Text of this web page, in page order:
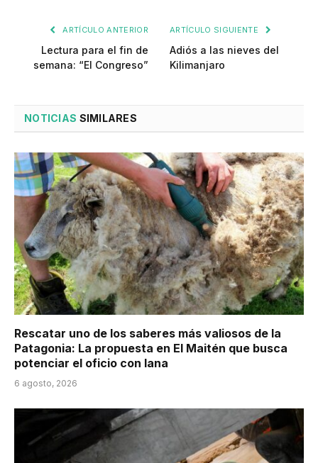
ARTÍCULO ANTERIOR
Lectura para el fin de
semana: “El Congreso”
ARTÍCULO SIGUIENTE
Adiós a las nieves del
Kilimanjaro
NOTICIAS SIMILARES
Rescatar uno de los saberes más valiosos de la
Patagonia: La propuesta en El Maitén que busca
potenciar el oficio con lana
6 agosto, 2026